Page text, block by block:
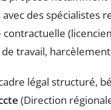
des spécialistes
travail,
légal structuré,
(Direction